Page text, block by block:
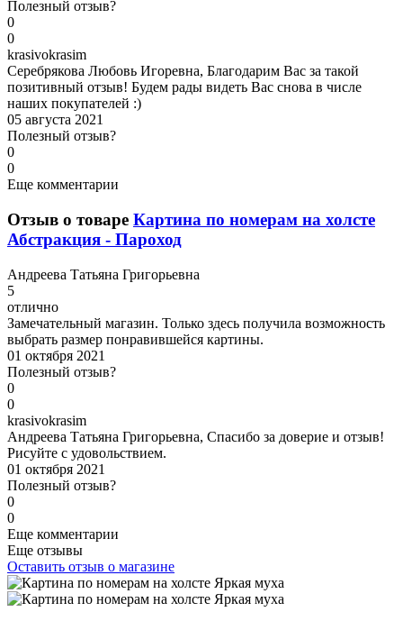
Полезный отзыв?
0
0
krasivokrasim
Серебрякова Любовь Игоревна, Благодарим Вас за такой
позитивный отзыв! Будем рады видеть Вас снова в числе
наших покупателей :)
05 августа 2021
Полезный отзыв?
0
0
Еще комментарии
Отзыв о товаре Картина по номерам на холсте
Абстракция - Пароход
Андреева Татьяна Григорьевна
5
отлично
Замечательный магазин. Только здесь получила возможность
выбрать размер понравившейся картины.
01 октября 2021
Полезный отзыв?
0
0
krasivokrasim
Андреева Татьяна Григорьевна, Спасибо за доверие и отзыв!
Рисуйте с удовольствием.
01 октября 2021
Полезный отзыв?
0
0
Еще комментарии
Еще отзывы
Оставить отзыв о магазине